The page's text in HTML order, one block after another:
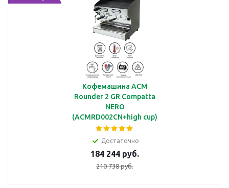
Кофемашина ACM
Rounder 2 GR Compatta
NERO
(ACMRD002CN+high cup)
автоматическая с 2
группами под высокие
Достаточно
184 244 руб.
210 738 руб.